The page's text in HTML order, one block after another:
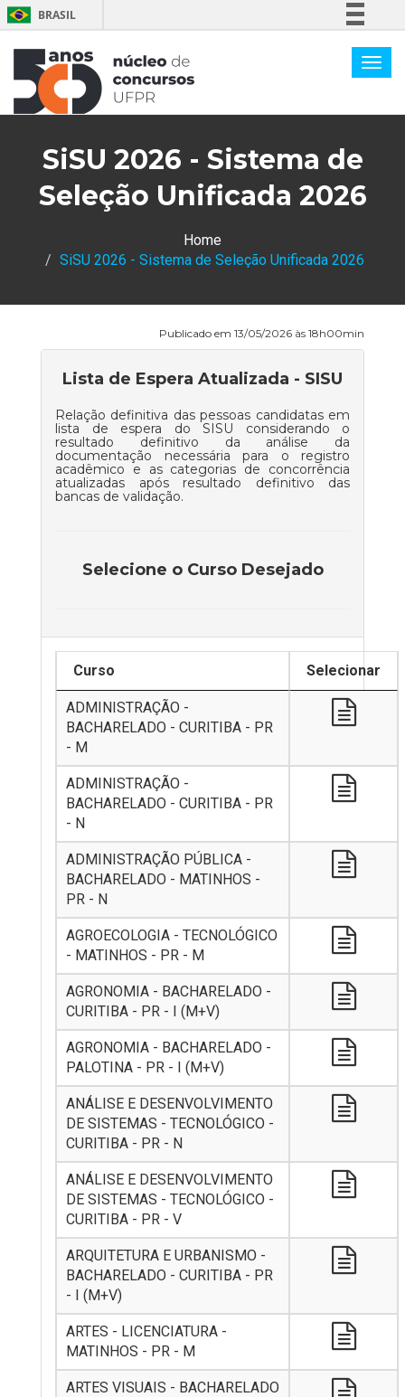
BRASIL
Legislação
SiSU 2026 - Sistema de
Seleção Unificada 2026
Home
SiSU 2026 - Sistema de Seleção Unificada 2026
Publicado em 13/05/2026 às 18h00min
Lista de Espera Atualizada - SISU
Relação definitiva das pessoas candidatas em
lista de espera do SISU considerando o
resultado definitivo da análise da
documentação necessária para o registro
acadêmico e as categorias de concorrência
atualizadas após resultado definitivo das
bancas de validação.
Selecione o Curso Desejado
Curso Selecionar
ADMINISTRAÇÃO -
BACHARELADO - CURITIBA - PR
- M
ADMINISTRAÇÃO -
BACHARELADO - CURITIBA - PR
- N
ADMINISTRAÇÃO PÚBLICA -
BACHARELADO - MATINHOS -
PR - N
AGROECOLOGIA - TECNOLÓGICO
- MATINHOS - PR - M
AGRONOMIA - BACHARELADO -
CURITIBA - PR - I (M+V)
AGRONOMIA - BACHARELADO -
PALOTINA - PR - I (M+V)
ANÁLISE E DESENVOLVIMENTO
DE SISTEMAS - TECNOLÓGICO -
CURITIBA - PR - N
ANÁLISE E DESENVOLVIMENTO
DE SISTEMAS - TECNOLÓGICO -
CURITIBA - PR - V
ARQUITETURA E URBANISMO -
BACHARELADO - CURITIBA - PR
- I (M+V)
ARTES - LICENCIATURA -
MATINHOS - PR - M
ARTES VISUAIS - BACHARELADO